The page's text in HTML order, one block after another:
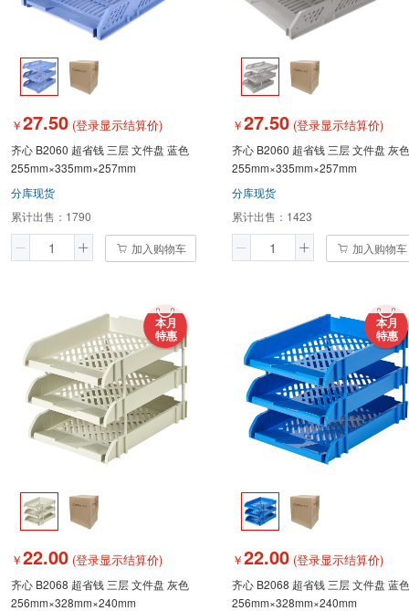
￥27.50 (登录显示结算价)
齐心 B2060 超省钱 三层 文件盘 蓝色
255mm×335mm×257mm
分库现货
累计出售： 1790
加入购物车
￥27.50 (登录显示结算价)
齐心 B2060 超省钱 三层 文件盘 灰色
255mm×335mm×257mm
分库现货
累计出售： 1423
加入购物车
本月
特惠
￥22.00 (登录显示结算价)
齐心 B2068 超省钱 三层 文件盘 灰色
256mm×328mm×240mm
本月
特惠
￥22.00 (登录显示结算价)
齐心 B2068 超省钱 三层 文件盘 蓝色
256mm×328mm×240mm